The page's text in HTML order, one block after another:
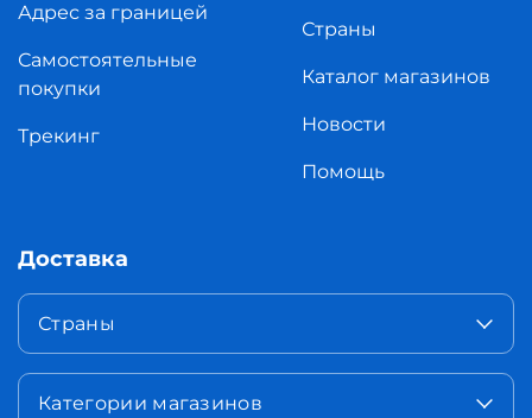
Адрес за границей
Самостоятельные
покупки
Трекинг
Страны
Каталог магазинов
Новости
Помощь
Доставка
Страны
Категории магазинов